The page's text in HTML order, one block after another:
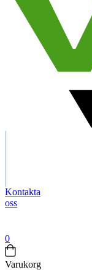
Kontakta
oss
0
Varukorg